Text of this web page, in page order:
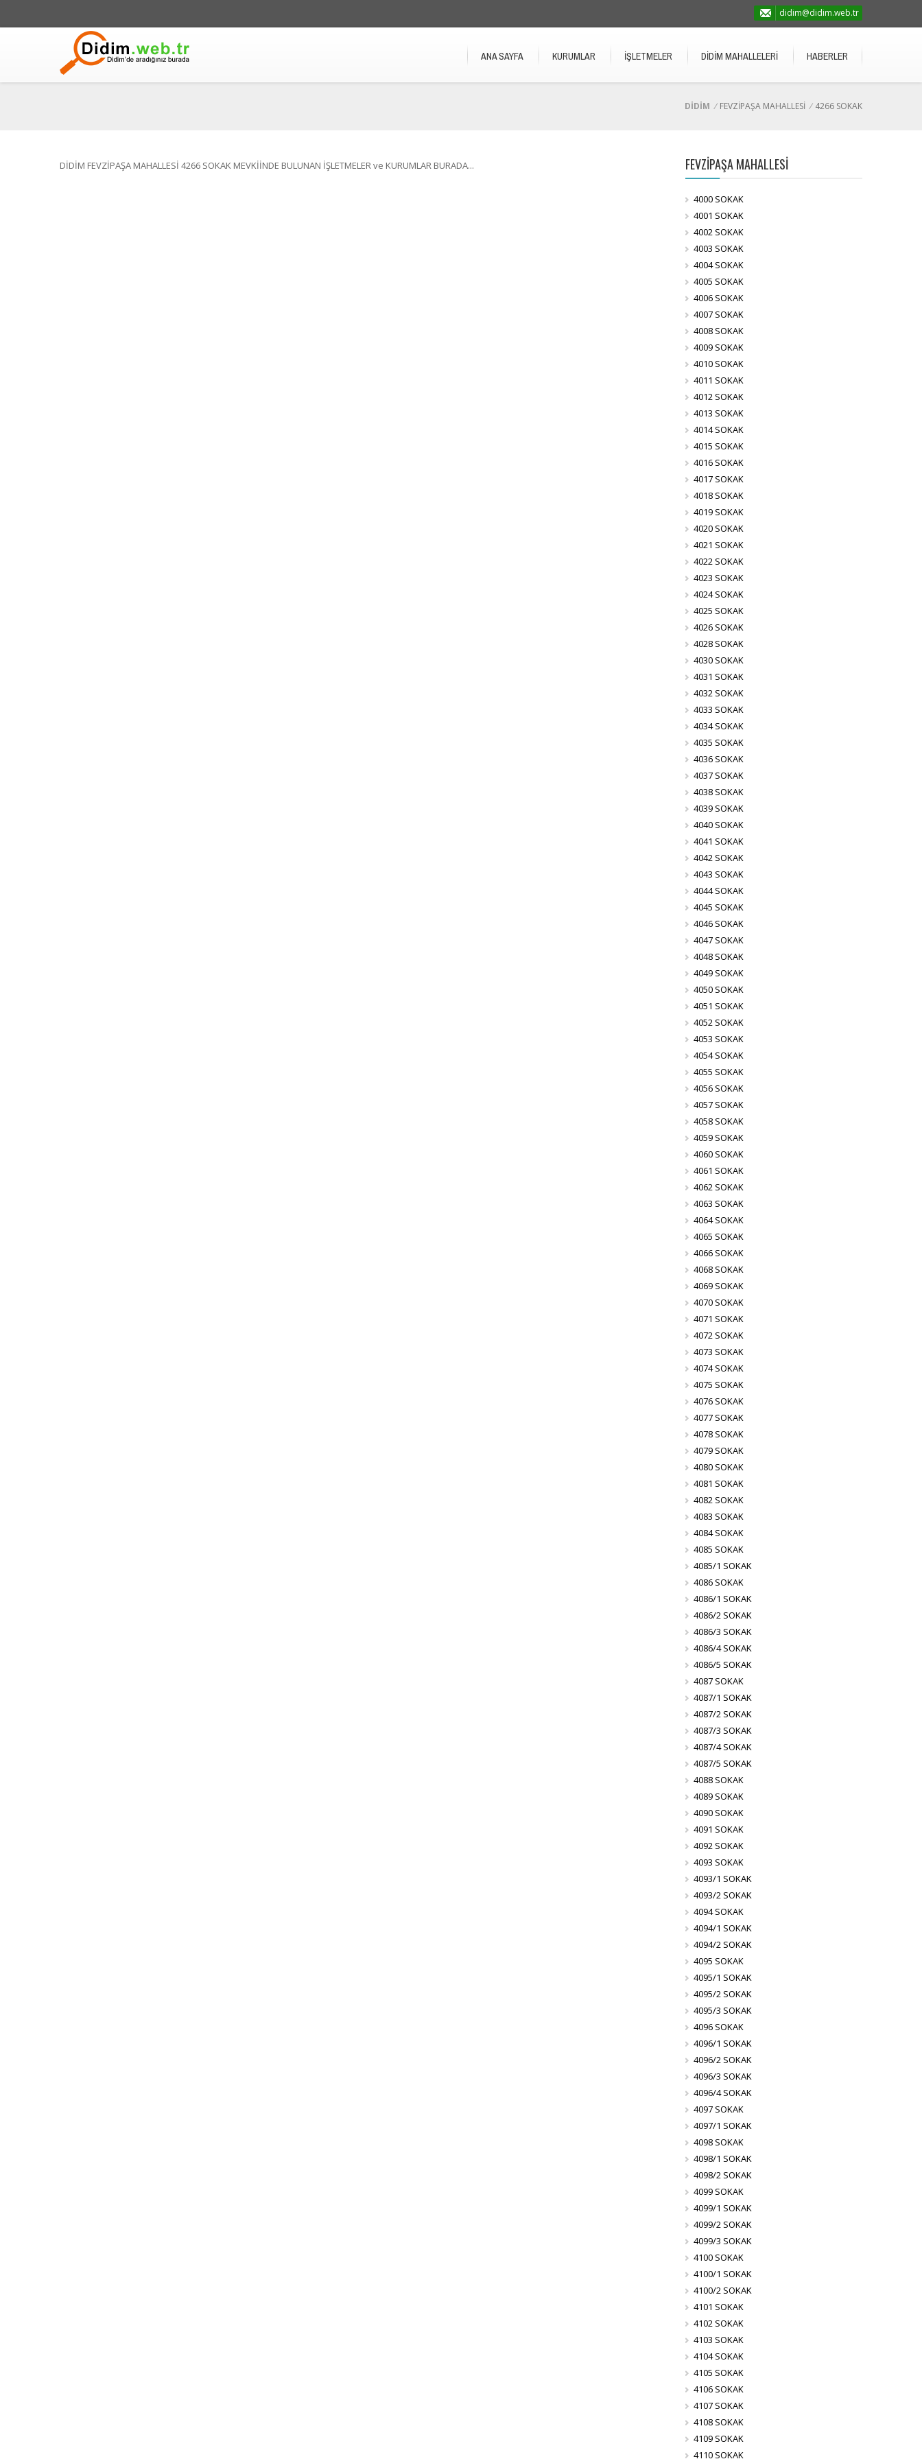
didim@didim.web.tr
ANA SAYFA KURUMLAR İŞLETMELER DİDİM MAHALLELERİ HABERLER
DİDİM / FEVZİPAŞA MAHALLESİ / 4266 SOKAK
DİDİM FEVZİPAŞA MAHALLESİ 4266 SOKAK MEVKİİNDE BULUNAN İŞLETMELER ve KURUMLAR BURADA... FEVZİPAŞA MAHALLESİ
4000 SOKAK
4001 SOKAK
4002 SOKAK
4003 SOKAK
4004 SOKAK
4005 SOKAK
4006 SOKAK
4007 SOKAK
4008 SOKAK
4009 SOKAK
4010 SOKAK
4011 SOKAK
4012 SOKAK
4013 SOKAK
4014 SOKAK
4015 SOKAK
4016 SOKAK
4017 SOKAK
4018 SOKAK
4019 SOKAK
4020 SOKAK
4021 SOKAK
4022 SOKAK
4023 SOKAK
4024 SOKAK
4025 SOKAK
4026 SOKAK
4028 SOKAK
4030 SOKAK
4031 SOKAK
4032 SOKAK
4033 SOKAK
4034 SOKAK
4035 SOKAK
4036 SOKAK
4037 SOKAK
4038 SOKAK
4039 SOKAK
4040 SOKAK
4041 SOKAK
4042 SOKAK
4043 SOKAK
4044 SOKAK
4045 SOKAK
4046 SOKAK
4047 SOKAK
4048 SOKAK
4049 SOKAK
4050 SOKAK
4051 SOKAK
4052 SOKAK
4053 SOKAK
4054 SOKAK
4055 SOKAK
4056 SOKAK
4057 SOKAK
4058 SOKAK
4059 SOKAK
4060 SOKAK
4061 SOKAK
4062 SOKAK
4063 SOKAK
4064 SOKAK
4065 SOKAK
4066 SOKAK
4068 SOKAK
4069 SOKAK
4070 SOKAK
4071 SOKAK
4072 SOKAK
4073 SOKAK
4074 SOKAK
4075 SOKAK
4076 SOKAK
4077 SOKAK
4078 SOKAK
4079 SOKAK
4080 SOKAK
4081 SOKAK
4082 SOKAK
4083 SOKAK
4084 SOKAK
4085 SOKAK
4085/1 SOKAK
4086 SOKAK
4086/1 SOKAK
4086/2 SOKAK
4086/3 SOKAK
4086/4 SOKAK
4086/5 SOKAK
4087 SOKAK
4087/1 SOKAK
4087/2 SOKAK
4087/3 SOKAK
4087/4 SOKAK
4087/5 SOKAK
4088 SOKAK
4089 SOKAK
4090 SOKAK
4091 SOKAK
4092 SOKAK
4093 SOKAK
4093/1 SOKAK
4093/2 SOKAK
4094 SOKAK
4094/1 SOKAK
4094/2 SOKAK
4095 SOKAK
4095/1 SOKAK
4095/2 SOKAK
4095/3 SOKAK
4096 SOKAK
4096/1 SOKAK
4096/2 SOKAK
4096/3 SOKAK
4096/4 SOKAK
4097 SOKAK
4097/1 SOKAK
4098 SOKAK
4098/1 SOKAK
4098/2 SOKAK
4099 SOKAK
4099/1 SOKAK
4099/2 SOKAK
4099/3 SOKAK
4100 SOKAK
4100/1 SOKAK
4100/2 SOKAK
4101 SOKAK
4102 SOKAK
4103 SOKAK
4104 SOKAK
4105 SOKAK
4106 SOKAK
4107 SOKAK
4108 SOKAK
4109 SOKAK
4110 SOKAK